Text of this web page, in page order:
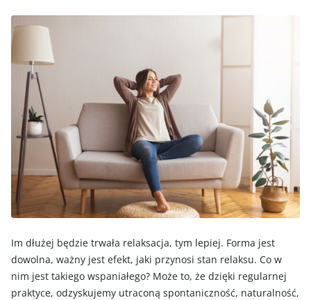
Im dłużej będzie trwała relaksacja, tym lepiej. Forma jest
dowolna, ważny jest efekt, jaki przynosi stan relaksu. Co w
nim jest takiego wspaniałego? Może to, że dzięki regularnej
praktyce, odzyskujemy utraconą spontaniczność, naturalność,